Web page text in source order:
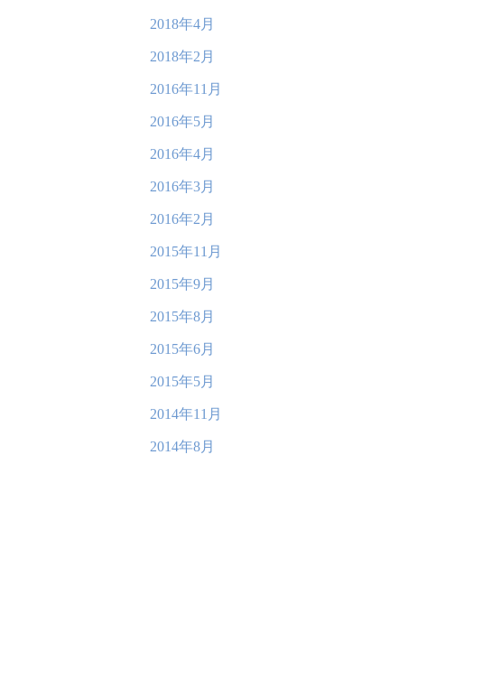
2018年4月
2018年2月
2016年11月
2016年5月
2016年4月
2016年3月
2016年2月
2015年11月
2015年9月
2015年8月
2015年6月
2015年5月
2014年11月
2014年8月